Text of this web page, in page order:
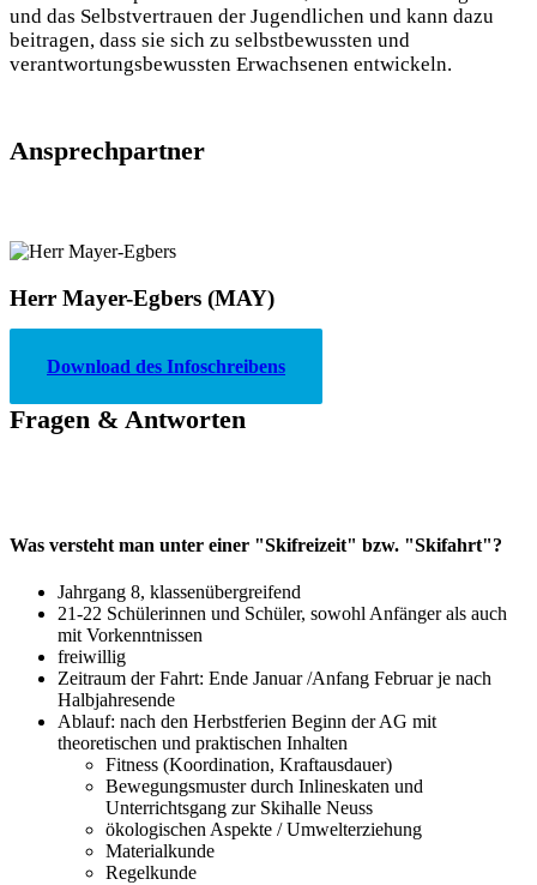
und das Selbstvertrauen der Jugendlichen und kann dazu
beitragen, dass sie sich zu selbstbewussten und
verantwortungsbewussten Erwachsenen entwickeln.
Ansprechpartner
Herr Mayer-Egbers (MAY)
Download des Infoschreibens
Fragen & Antworten
Was versteht man unter einer "Skifreizeit" bzw. "Skifahrt"?
Jahrgang 8, klassenübergreifend
21-22 Schülerinnen und Schüler, sowohl Anfänger als auch
mit Vorkenntnissen
freiwillig
Zeitraum der Fahrt: Ende Januar /Anfang Februar je nach
Halbjahresende
Ablauf: nach den Herbstferien Beginn der AG mit
theoretischen und praktischen Inhalten
Fitness (Koordination, Kraftausdauer)
Bewegungsmuster durch Inlineskaten und
Unterrichtsgang zur Skihalle Neuss
ökologischen Aspekte / Umwelterziehung
Materialkunde
Regelkunde